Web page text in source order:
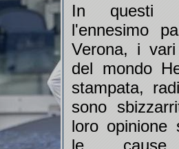
In questi
l'ennesimo
Verona, i
del mondo
stampata,
sono
loro opinione
le cause